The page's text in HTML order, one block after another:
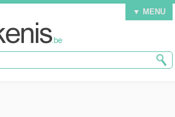
▼ MENU